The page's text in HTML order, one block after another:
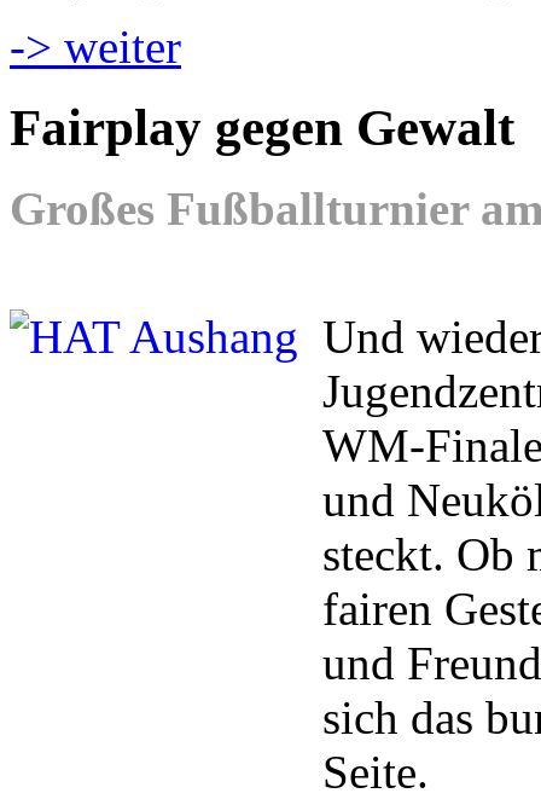
-> weiter
Fairplay gegen Gewalt
Großes Fußballturnier
Und
WM-
und
steckt. Ob
fairen
und
sich das
Seite.